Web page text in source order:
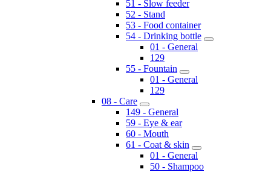
51 - Slow feeder
52 - Stand
53 - Food container
54 - Drinking bottle
01 - General
129
55 - Fountain
01 - General
129
08 - Care
149 - General
59 - Eye & ear
60 - Mouth
61 - Coat & skin
01 - General
50 - Shampoo